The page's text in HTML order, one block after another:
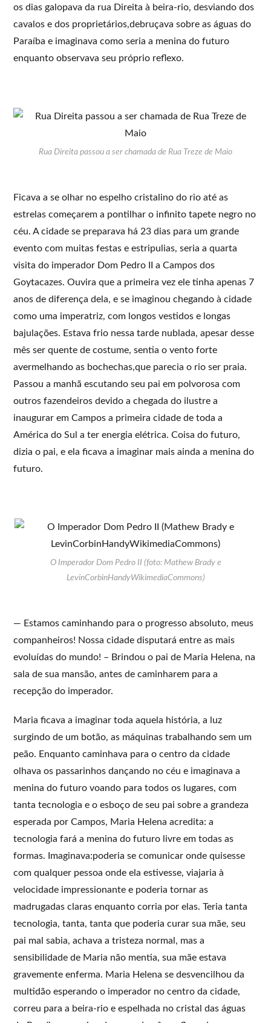
os dias galopava da rua Direita à beira-rio, desviando dos
cavalos e dos proprietários,debruçava sobre as águas do
Paraíba e imaginava como seria a menina do futuro
enquanto observava seu próprio reflexo.
Rua Direita passou a ser chamada de Rua Treze de Maio
Ficava a se olhar no espelho cristalino do rio até as
estrelas começarem a pontilhar o infinito tapete negro no
céu. A cidade se preparava há 23 dias para um grande
evento com muitas festas e estripulias, seria a quarta
visita do imperador Dom Pedro II a Campos dos
Goytacazes. Ouvira que a primeira vez ele tinha apenas 7
anos de diferença dela, e se imaginou chegando à cidade
como uma imperatriz, com longos vestidos e longas
bajulações. Estava frio nessa tarde nublada, apesar desse
mês ser quente de costume, sentia o vento forte
avermelhando as bochechas,que parecia o rio ser praia.
Passou a manhã escutando seu pai em polvorosa com
outros fazendeiros devido a chegada do ilustre a
inaugurar em Campos a primeira cidade de toda a
América do Sul a ter energia elétrica. Coisa do futuro,
dizia o pai, e ela ficava a imaginar mais ainda a menina do
futuro.
O Imperador Dom Pedro II (foto: Mathew Brady e
LevinCorbinHandyWikimediaCommons)
— Estamos caminhando para o progresso absoluto, meus
companheiros! Nossa cidade disputará entre as mais
evoluídas do mundo! – Brindou o pai de Maria Helena, na
sala de sua mansão, antes de caminharem para a
recepção do imperador.
Maria ficava a imaginar toda aquela história, a luz
surgindo de um botão, as máquinas trabalhando sem um
peão. Enquanto caminhava para o centro da cidade
olhava os passarinhos dançando no céu e imaginava a
menina do futuro voando para todos os lugares, com
tanta tecnologia e o esboço de seu pai sobre a grandeza
esperada por Campos, Maria Helena acredita: a
tecnologia fará a menina do futuro livre em todas as
formas. Imaginava:poderia se comunicar onde quisesse
com qualquer pessoa onde ela estivesse, viajaria à
velocidade impressionante e poderia tornar as
madrugadas claras enquanto corria por elas. Teria tanta
tecnologia, tanta, tanta que poderia curar sua mãe, seu
pai mal sabia, achava a tristeza normal, mas a
sensibilidade de Maria não mentia, sua mãe estava
gravemente enferma. Maria Helena se desvencilhou da
multidão esperando o imperador no centro da cidade,
correu para a beira-rio e espelhada no cristal das águas